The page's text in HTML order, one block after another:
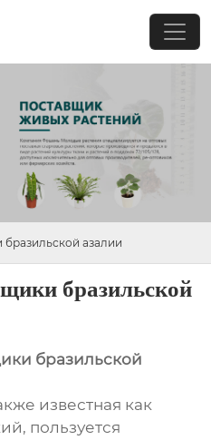
азалии
бразильской
бразильской
известная как
пользуется